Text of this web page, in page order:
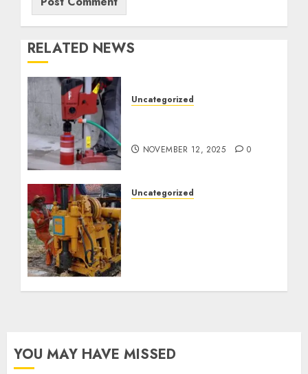
RELATED NEWS
Uncategorized
NOVEMBER 12, 2025 0
Uncategorized
YOU MAY HAVE MISSED